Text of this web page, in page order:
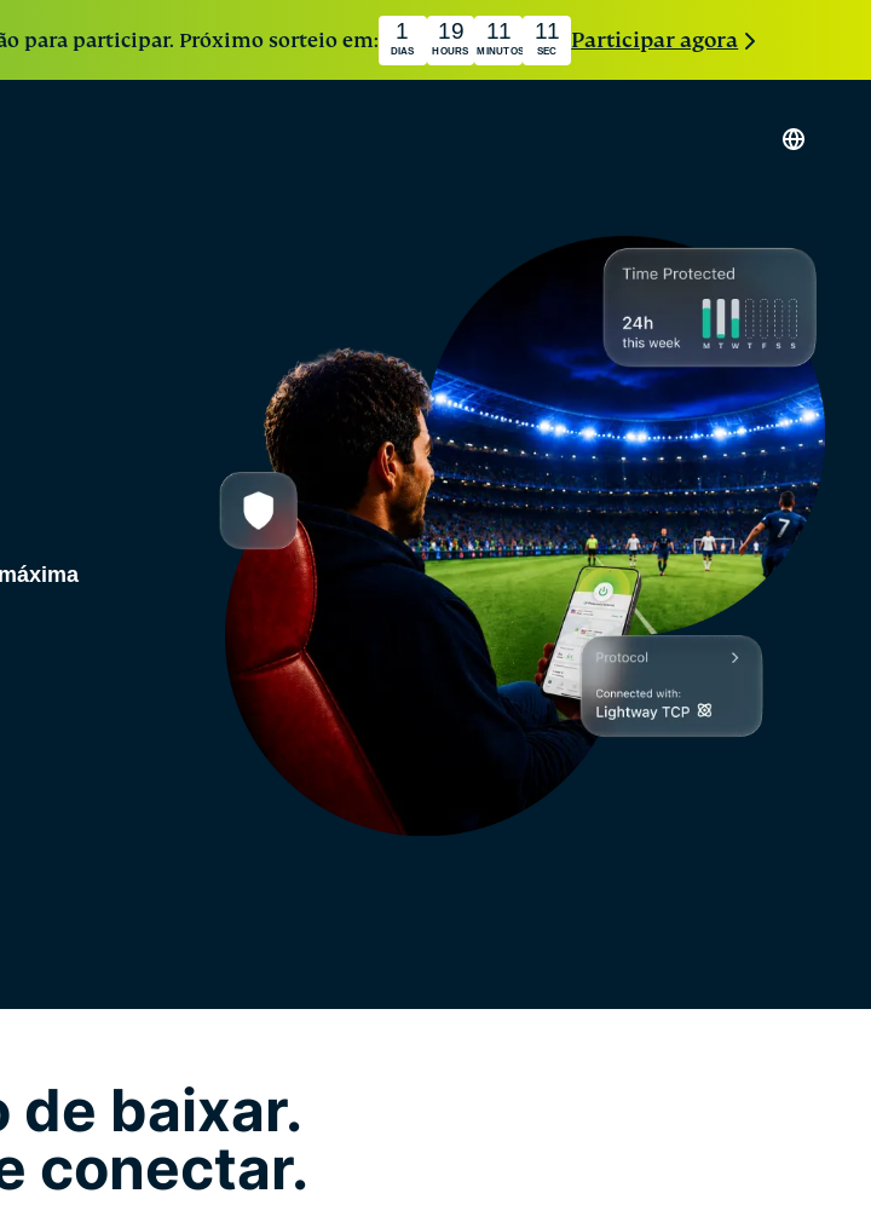
para participar. Próximo sorteio em: 1
DIAS
19
HOURS
11
MINUTOS
10
SEC Participar agora
de baixar.
conectar.